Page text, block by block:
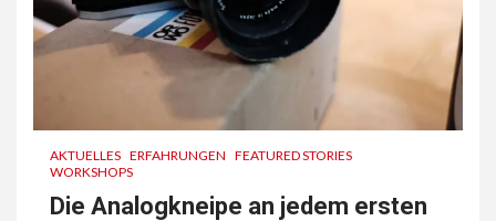
AKTUELLES ERFAHRUNGEN FEATURED STORIES
WORKSHOPS
Die Analogkneipe an jedem ersten